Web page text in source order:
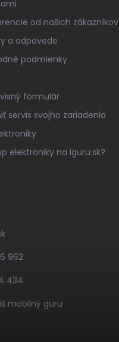
od našich zákazníkov
a odpovede
podmienky
formulár
servis svojho zariadenia
elektroniky na iguru.sk?
962
434
mobilný guru